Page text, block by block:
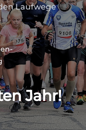
Laufwege
Jahr!